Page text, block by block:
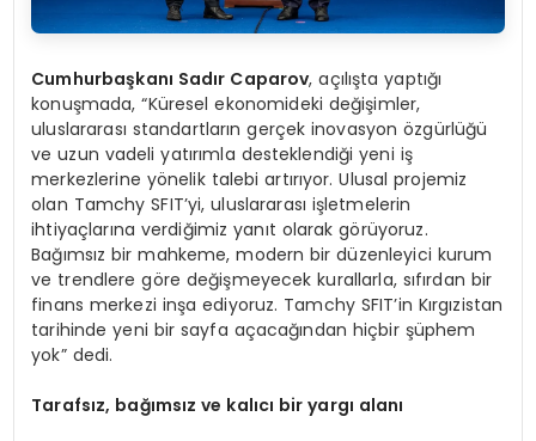
Cumhurbaşkanı Sadır Caparov, açılışta yaptığı
konuşmada, “Küresel ekonomideki değişimler,
uluslararası standartların gerçek inovasyon özgürlüğü
ve uzun vadeli yatırımla desteklendiği yeni iş
merkezlerine yönelik talebi artırıyor. Ulusal projemiz
olan Tamchy SFIT’yi, uluslararası işletmelerin
ihtiyaçlarına verdiğimiz yanıt olarak görüyoruz.
Bağımsız bir mahkeme, modern bir düzenleyici kurum
ve trendlere göre değişmeyecek kurallarla, sıfırdan bir
finans merkezi inşa ediyoruz. Tamchy SFIT’in Kırgızistan
tarihinde yeni bir sayfa açacağından hiçbir şüphem
yok” dedi.
Tarafsız, bağımsız ve kalıcı bir yargı alanı